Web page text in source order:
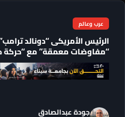
عرب وعالم
الرئيس الأمريكى “دونالد
“مفاوضات معمقة” مع “حركة
جودة عبدالصادق